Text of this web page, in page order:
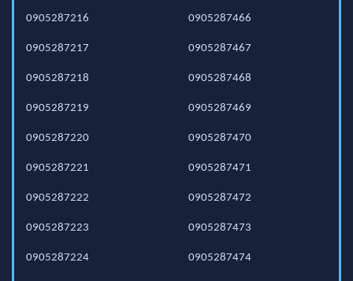
0905287216
0905287217
0905287218
0905287219
0905287220
0905287221
0905287222
0905287223
0905287224
0905287466
0905287467
0905287468
0905287469
0905287470
0905287471
0905287472
0905287473
0905287474